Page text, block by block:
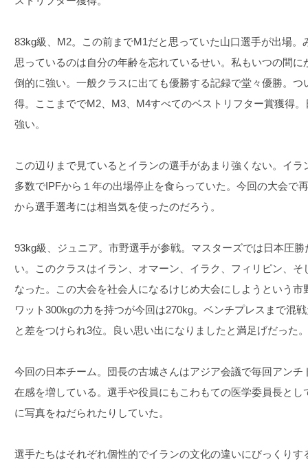
83kg級、M2。この前までM1だと思っていた山口選手が出場
思っているのは自分の年齢を忘れているせい。私もいつの間
倒的に強い。一般クラスに出ても優勝する記録で堂々優勝。
得。ここまででM2、M3、M4すべてのベストリフター賞獲得
強い。
この辺りまで見ているとイランの選手があまり強くない。イ
多数でIPFから１年の出場停止を食らっていた。今回の大会で
から選手選考には相当気を使ったのだろう。
93kg級、ジュニア。市野選手が参戦。マスターズでは日本圧
い。このクラスはイラン、オマーン、イラク、フィリピン、
なった。この大会を社会人になるけじめ大会にしようという
ワット300kgの力を持つが今回は270kg。ベンチプレスまで混
と差をつけられ3位。良い思い出になりましたと満足げだった
今回の日本チーム。団長の古城さんはアジア会議で毎回アン
在感を増している。選手や役員にもこわもての医学委員長と
に写真をねだられたりしていた。
選手たちはそれぞれ個性的でイランの文化の違いにびっくり